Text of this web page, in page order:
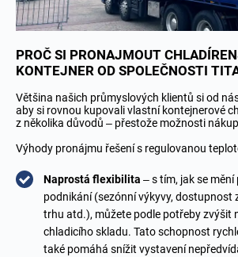
PROČ SI PRONAJMOUT
KONTEJNER OD SPOLEČNOSTI
Většina našich průmyslových klientů si od
aby si rovnou kupovali vlastní kontejnerové
z několika důvodů – přestože možnosti
Výhody pronájmu řešení s regulovanou
Naprostá flexibilita – s tím, jak se
podnikání (sezónní výkyvy, dostupnost
trhu atd.), můžete podle potřeby zvýšit
chladicího skladu. Tato schopnost
také pomáhá snížit vystavení